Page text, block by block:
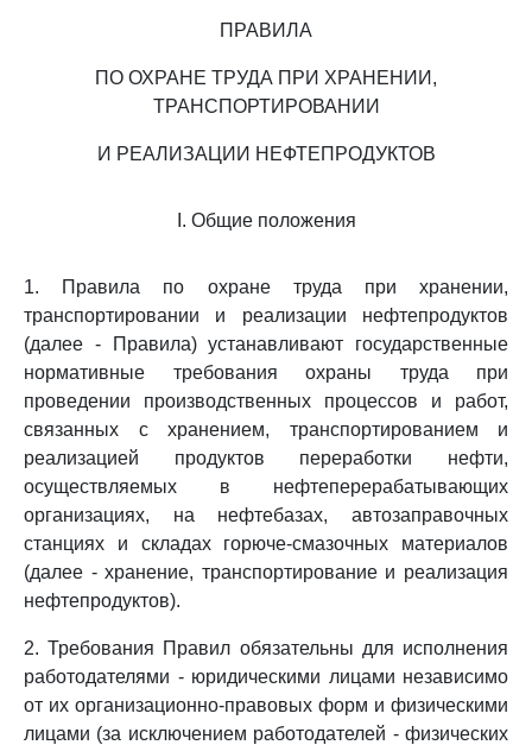
ПРАВИЛА
ПО ОХРАНЕ ТРУДА ПРИ ХРАНЕНИИ,
ТРАНСПОРТИРОВАНИИ
И РЕАЛИЗАЦИИ НЕФТЕПРОДУКТОВ
I. Общие положения
1. Правила по охране труда при хранении,
транспортировании и реализации нефтепродуктов
(далее - Правила) устанавливают государственные
нормативные требования охраны труда при
проведении производственных процессов и работ,
связанных с хранением, транспортированием и
реализацией продуктов переработки нефти,
осуществляемых в нефтеперерабатывающих
организациях, на нефтебазах, автозаправочных
станциях и складах горюче-смазочных материалов
(далее - хранение, транспортирование и реализация
нефтепродуктов).
2. Требования Правил обязательны для исполнения
работодателями - юридическими лицами независимо
от их организационно-правовых форм и физическими
лицами (за исключением работодателей - физических